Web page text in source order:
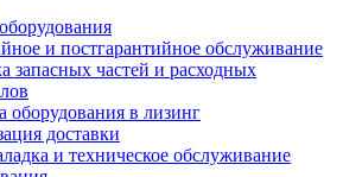
и постгарантийное обслуживание
запасных частей и расходных
оборудования в лизинг
доставки
и техническое обслуживание